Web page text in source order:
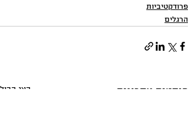
פרודקטיביות
הרגלים
פוסטים אחרונים הצג הכול